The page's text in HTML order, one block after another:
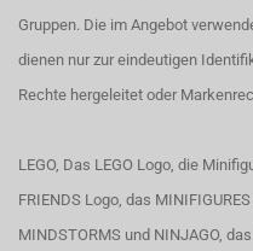
Gruppen. Die im Angebot
dienen nur zur eindeutigen
Rechte hergeleitet oder
LEGO, Das LEGO Logo, die
FRIENDS Logo, das
MINDSTORMS und NINJAGO,